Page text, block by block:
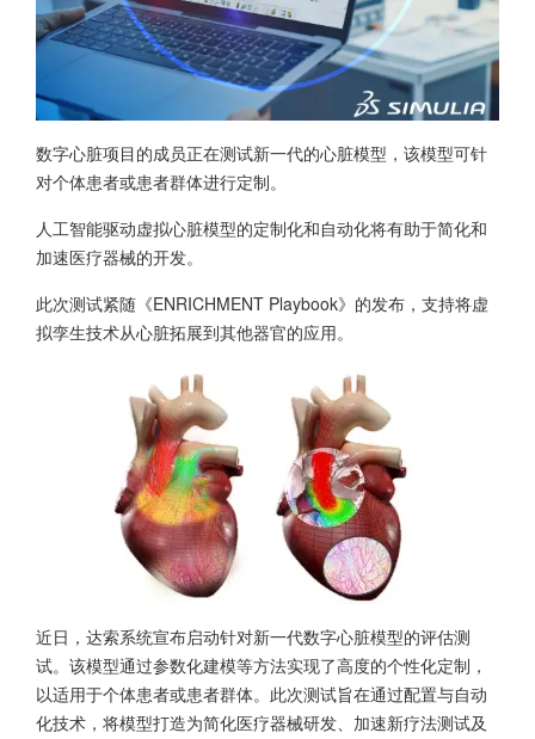
数字心脏项目的成员正在测试新一代的心脏模型，该模型可针
对个体患者或患者群体进行定制。
人工智能驱动虚拟心脏模型的定制化和自动化将有助于简化和
加速医疗器械的开发。
此次测试紧随《ENRICHMENT Playbook》的发布，支持将虚
拟孪生技术从心脏拓展到其他器官的应用。
近日，达索系统宣布启动针对新一代数字心脏模型的评估测
试。该模型通过参数化建模等方法实现了高度的个性化定制，
以适用于个体患者或患者群体。此次测试旨在通过配置与自动
化技术，将模型打造为简化医疗器械研发、加速新疗法测试及